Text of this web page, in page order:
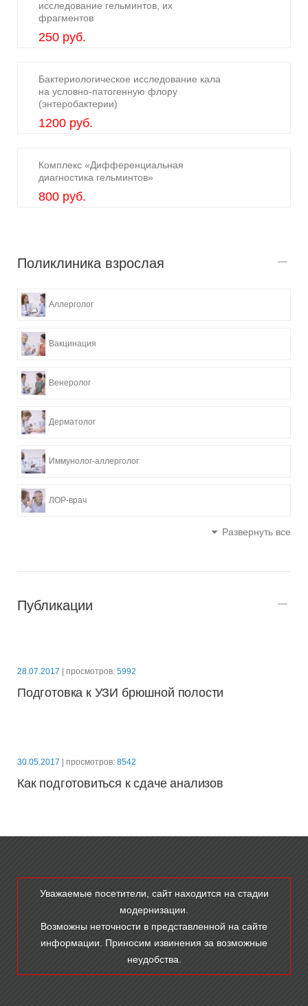
исследование гельминтов, их
фрагментов
250 руб.
Бактериологическое исследование кала
на условно-патогенную флору
(энтеробактерии)
1200 руб.
Комплекс «Дифференциальная
диагностика гельминтов»
800 руб.
Поликлиника взрослая
Аллерголог
Вакцинация
Венеролог
Дерматолог
Иммунолог-аллерголог
ЛОР-врач
Развернуть все
Публикации
28.07.2017 | просмотров: 5992
Подготовка к УЗИ брюшной полости
30.05.2017 | просмотров: 8542
Как подготовиться к сдаче анализов
Уважаемые посетители, сайт находится на стадии
модернизации.
Возможны неточности в представленной на сайте
информации. Приносим извинения за возможные
неудобства.